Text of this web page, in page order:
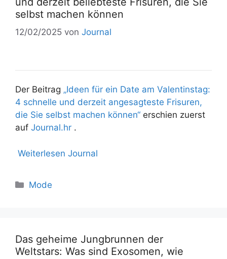
selbst machen können
12/02/2025 von Journal
Der Beitrag „Ideen für ein Date am Valentinstag:
4 schnelle und derzeit angesagteste Frisuren,
die Sie selbst machen können“ erschien zuerst
auf Journal.hr .
Weiterlesen Journal
Mode
Das geheime Jungbrunnen der
Weltstars: Was sind Exosomen, wie